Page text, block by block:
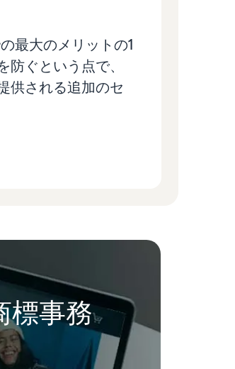
の最大のメリットの1
防ぐという点で、
供される追加のセ
標事務